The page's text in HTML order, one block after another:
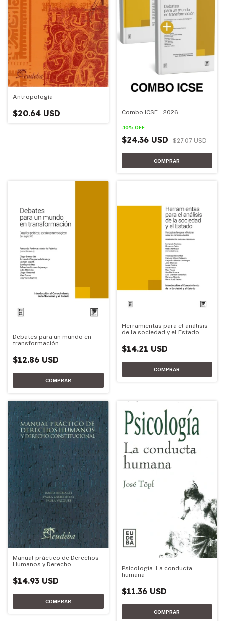
Antropología
$20.64 USD Combo ICSE - 2026
-10% OFF
$24.36 USD $27.07 USD
Debates para un mundo en
transformación
$12.86 USD
Herramientas para el análisis
de la sociedad y el Estado -
$14.21 USD
Manual práctico de Derechos
Humanos y Derecho
$14.93 USD
Psicología. La conducta
humana
$11.36 USD